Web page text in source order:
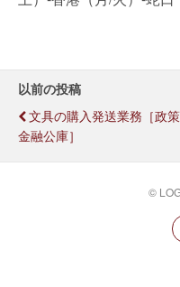
以前の投稿
文具の購入発送業務［政策
金融公庫］
©